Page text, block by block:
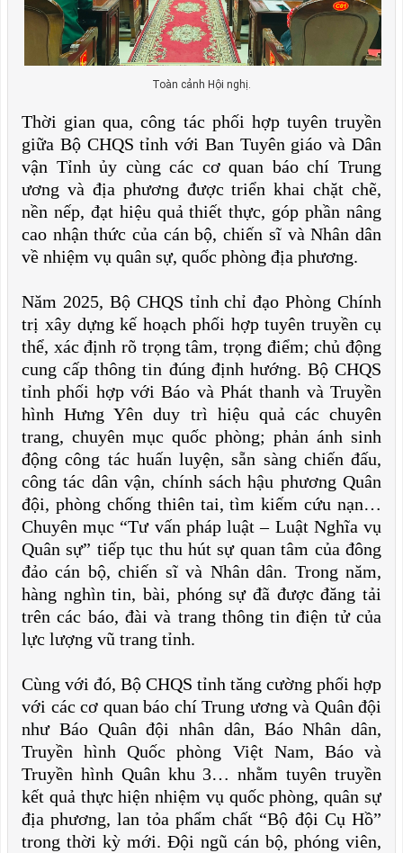
Toàn cảnh Hội nghị.
Thời gian qua, công tác phối hợp tuyên truyền
giữa Bộ CHQS tỉnh với Ban Tuyên giáo và Dân
vận Tỉnh ủy cùng các cơ quan báo chí Trung
ương và địa phương được triển khai chặt chẽ,
nền nếp, đạt hiệu quả thiết thực, góp phần nâng
cao nhận thức của cán bộ, chiến sĩ và Nhân dân
về nhiệm vụ quân sự, quốc phòng địa phương.
Năm 2025, Bộ CHQS tỉnh chỉ đạo Phòng Chính
trị xây dựng kế hoạch phối hợp tuyên truyền cụ
thể, xác định rõ trọng tâm, trọng điểm; chủ động
cung cấp thông tin đúng định hướng. Bộ CHQS
tỉnh phối hợp với Báo và Phát thanh và Truyền
hình Hưng Yên duy trì hiệu quả các chuyên
trang, chuyên mục quốc phòng; phản ánh sinh
động công tác huấn luyện, sẵn sàng chiến đấu,
công tác dân vận, chính sách hậu phương Quân
đội, phòng chống thiên tai, tìm kiếm cứu nạn…
Chuyên mục “Tư vấn pháp luật – Luật Nghĩa vụ
Quân sự” tiếp tục thu hút sự quan tâm của đông
đảo cán bộ, chiến sĩ và Nhân dân. Trong năm,
hàng nghìn tin, bài, phóng sự đã được đăng tải
trên các báo, đài và trang thông tin điện tử của
lực lượng vũ trang tỉnh.
Cùng với đó, Bộ CHQS tỉnh tăng cường phối hợp
với các cơ quan báo chí Trung ương và Quân đội
như Báo Quân đội nhân dân, Báo Nhân dân,
Truyền hình Quốc phòng Việt Nam, Báo và
Truyền hình Quân khu 3… nhằm tuyên truyền
kết quả thực hiện nhiệm vụ quốc phòng, quân sự
địa phương, lan tỏa phẩm chất “Bộ đội Cụ Hồ”
trong thời kỳ mới. Đội ngũ cán bộ, phóng viên,